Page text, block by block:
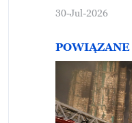
gospodarki
30-Jul-2026